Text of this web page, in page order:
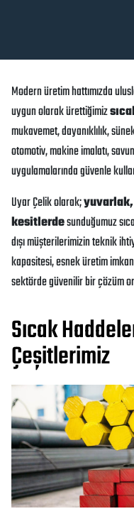
Modern üretim hattımızda
uygun olarak ürettiğimiz
mukavemet, dayanıklılık,
otomotiv, makine imalatı,
uygulamalarında güvenle
Uyar Çelik olarak;
kesitlerdesunduğumuz
dışı müşterilerimizin teknik
kapasitesi, esnek üretim
sektörde güvenilir bir çözüm
Sıcak
Çeşitlerimiz